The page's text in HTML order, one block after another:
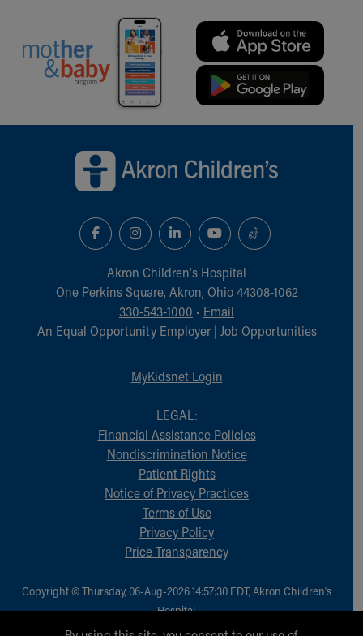
Akron Children‘s Hospital
One Perkins Square, Akron, Ohio 44308-1062
330-543-1000 • Email
An Equal Opportunity Employer | Job Opportunities
MyKidsnet Login
LEGAL:
Financial Assistance Policies
Nondiscrimination Notice
Patient Rights
Notice of Privacy Practices
Terms of Use
Privacy Policy
Price Transparency
Copyright © Thursday, 06-Aug-2026 14:57:30 EDT, Akron Children‘s
Hospital.
All Rights Reserved.